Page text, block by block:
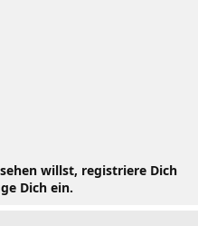
willst, registriere Dich
Dich ein.